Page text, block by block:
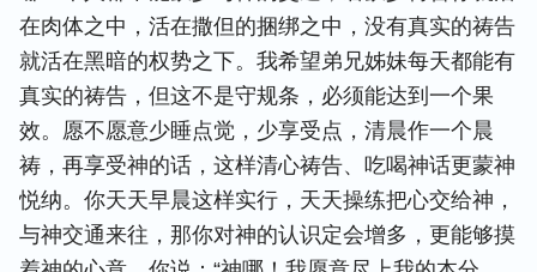
在肉体之中，活在撒但的捆绑之中，没有真实的祷告
就活在黑暗的权势之下。我希望弟兄姊妹每天都能有
真实的祷告，但这不是守规条，必须能达到一个果
效。愿不愿意少睡点觉，少享受点，清晨作一个晨
祷，再享受神的话，这样清心祷告、吃喝神话更蒙神
悦纳。你天天早晨这样实行，天天操练把心交给神，
与神交通来往，那你对神的认识定会增多，更能够摸